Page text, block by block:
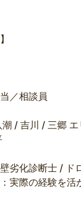
／相談員
潮 / 吉川 / 三郷
劣化診断士 / ド
実際の経験を活